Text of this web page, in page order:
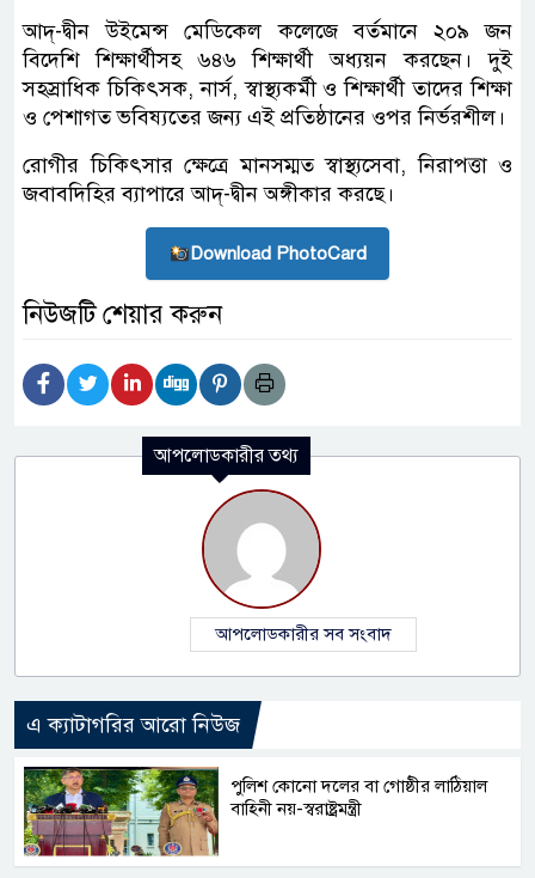
আদ্-দ্বীন উইমেন্স মেডিকেল কলেজে বর্তমানে ২০৯ জন
বিদেশি শিক্ষার্থীসহ ৬৪৬ শিক্ষার্থী অধ্যয়ন করছেন। দুই
সহস্রাধিক চিকিৎসক, নার্স, স্বাস্থ্যকর্মী ও শিক্ষার্থী তাদের শিক্ষা
ও পেশাগত ভবিষ্যতের জন্য এই প্রতিষ্ঠানের ওপর নির্ভরশীল।
রোগীর চিকিৎসার ক্ষেত্রে মানসম্মত স্বাস্থ্যসেবা, নিরাপত্তা ও
জবাবদিহির ব্যাপারে আদ্‌-দ্বীন অঙ্গীকার করছে।
Download PhotoCard
নিউজটি শেয়ার করুন
আপলোডকারীর তথ্য
আপলোডকারীর সব সংবাদ
এ ক্যাটাগরির আরো নিউজ
পুলিশ কোনো দলের বা গোষ্ঠীর লাঠিয়াল
বাহিনী নয়-স্বরাষ্ট্রমন্ত্রী